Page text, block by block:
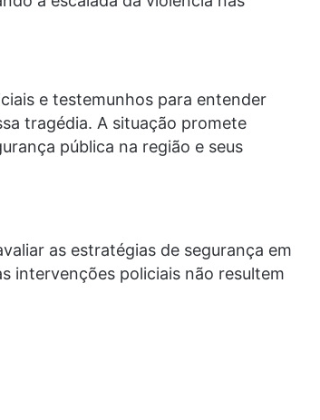
e testemunhos para entender
tragédia. A situação promete
pública na região e seus
as estratégias de segurança em
intervenções policiais não resultem